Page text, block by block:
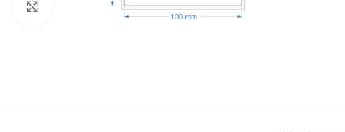
Click to enlarge